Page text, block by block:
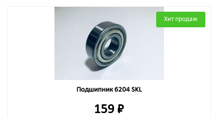
Хит продаж
Подшипник 6204 SKL
159 ₽